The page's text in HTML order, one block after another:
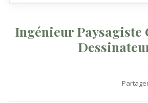
Ingénieur Paysagiste